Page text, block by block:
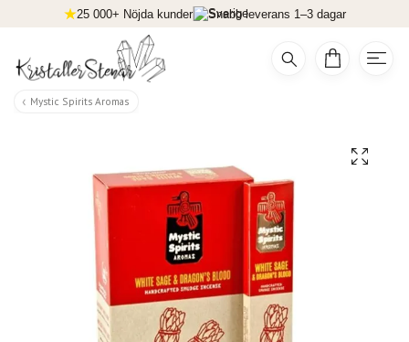
25 000+ Nöjda kunder Snabb leverans 1–3 dagar
Mystic Spirits Aromas